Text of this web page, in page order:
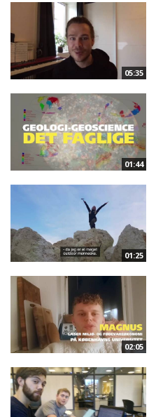
05:35
01:44
01:25
02:05